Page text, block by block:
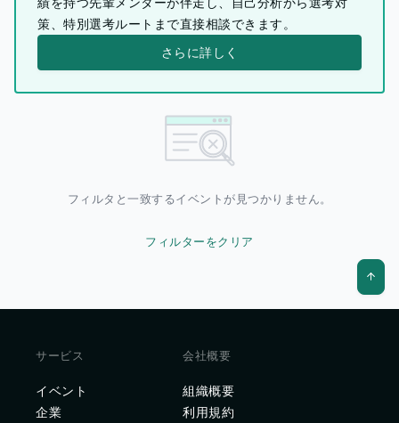
策、特別選考ルートまで直接相談できます。
さらに詳しく
フィルタと一致するイベントが見つかりません。
フィルターをクリア
サービス
イベント
企業
会社概要
組織概要
利用規約